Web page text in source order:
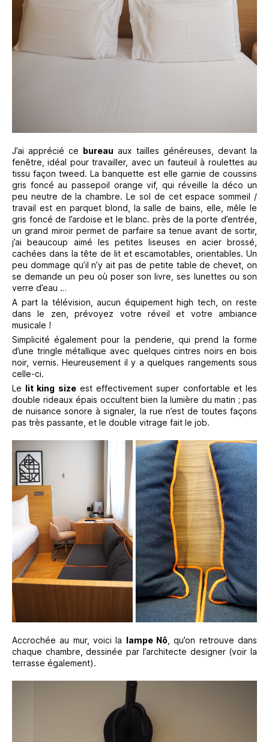
J’ai apprécié ce bureau aux tailles généreuses, devant la
fenêtre, idéal pour travailler, avec un fauteuil à roulettes au
tissu façon tweed. La banquette est elle garnie de coussins
gris foncé au passepoil orange vif, qui réveille la déco un
peu neutre de la chambre. Le sol de cet espace sommeil /
travail est en parquet blond, la salle de bains, elle, mêle le
gris foncé de l’ardoise et le blanc. près de la porte d’entrée,
un grand miroir permet de parfaire sa tenue avant de sortir,
j’ai beaucoup aimé les petites liseuses en acier brossé,
cachées dans la tête de lit et escamotables, orientables. Un
peu dommage qu’il n’y ait pas de petite table de chevet, on
se demande un peu où poser son livre, ses lunettes ou son
verre d’eau …
A part la télévision, aucun équipement high tech, on reste
dans le zen, prévoyez votre réveil et votre ambiance
musicale !
Simplicité également pour la penderie, qui prend la forme
d’une tringle métallique avec quelques cintres noirs en bois
noir, vernis. Heureusement il y a quelques rangements sous
celle-ci.
Le lit king sizeest effectivement super confortable et les
double rideaux épais occultent bien la lumière du matin ; pas
de nuisance sonore à signaler, la rue n’est de toutes façons
pas très passante, et le double vitrage fait le job.
Accrochée au mur, voici la lampe Nô , qu’on retrouve dans
chaque chambre, dessinée par l’architecte designer (voir la
terrasse également).